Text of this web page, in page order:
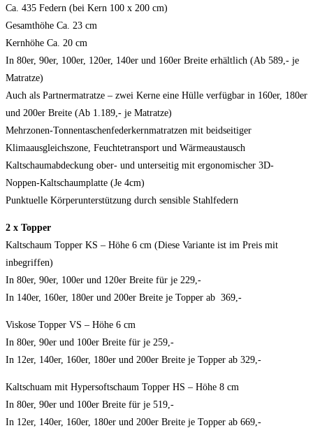
Ca. 435 Federn (bei Kern 100 x 200 cm)
Gesamthöhe Ca. 23 cm
Kernhöhe Ca. 20 cm
In 80er, 90er, 100er, 120er, 140er und 160er Breite erhältlich (Ab 589,- je
Matratze)
Auch als Partnermatratze – zwei Kerne eine Hülle verfügbar in 160er, 180er
und 200er Breite (Ab 1.189,- je Matratze)
Mehrzonen-Tonnentaschenfederkernmatratzen mit beidseitiger
Klimaausgleichszone, Feuchtetransport und Wärmeaustausch
Kaltschaumabdeckung ober- und unterseitig mit ergonomischer 3D-
Noppen-Kaltschaumplatte (Je 4cm)
Punktuelle Körperunterstützung durch sensible Stahlfedern
2 x Topper
Kaltschaum Topper KS – Höhe 6 cm (Diese Variante ist im Preis mit
inbegriffen)
In 80er, 90er, 100er und 120er Breite für je 229,-
In 140er, 160er, 180er und 200er Breite je Topper ab 369,-
Viskose Topper VS – Höhe 6 cm
In 80er, 90er und 100er Breite für je 259,-
In 12er, 140er, 160er, 180er und 200er Breite je Topper ab 329,-
Kaltschuam mit Hypersoftschaum Topper HS – Höhe 8 cm
In 80er, 90er und 100er Breite für je 519,-
In 12er, 140er, 160er, 180er und 200er Breite je Topper ab 669,-